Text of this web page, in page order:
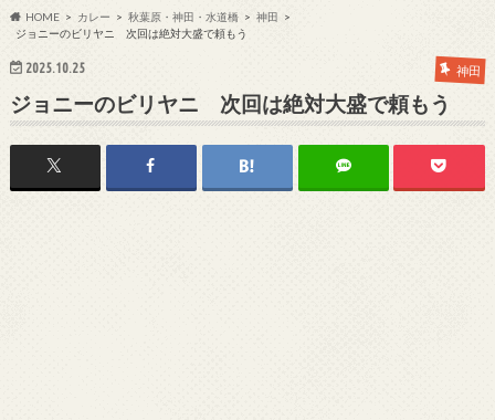
HOME カレー 秋葉原・神田・水道橋
神田
ジョニーのビリヤニ 次回は絶対大盛で頼もう
2025.10.25 神田
ジョニーのビリヤニ 次回は絶対大盛で頼もう